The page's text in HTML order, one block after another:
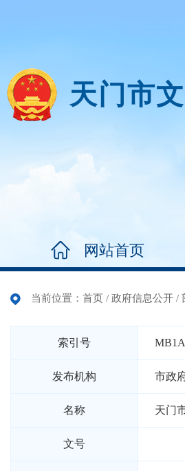
天门市
网站首页
当前位置： 首页 / 政府信息公开 /
索引号
发布机构 市政
名称 天门
文号